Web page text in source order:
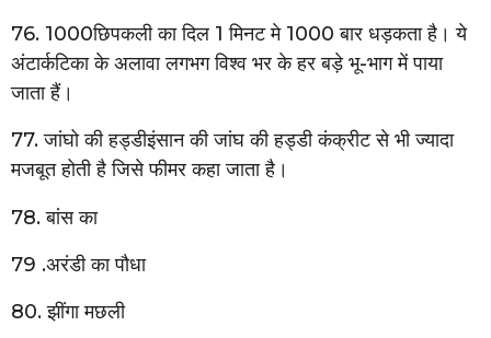
76. 1000छिपकली का दिल 1 मिनट मे 1000 बार धड़कता है। ये
अंटार्कटिका के अलावा लगभग विश्व भर के हर बड़े भू-भाग में पाया
जाता हैं।
77. जांघो की हड्डीइंसान की जांघ की हड्डी कंक्रीट से भी ज्यादा
मजबूत होती है जिसे फीमर कहा जाता है।
78. बांस का
79 .अरंडी का पौधा
80. झींगा मछली